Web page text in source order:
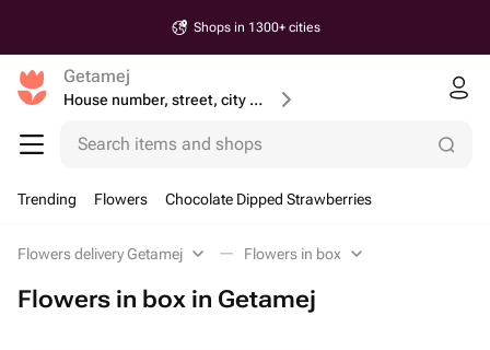
Shops in 1300+ cities
Getamej
House number, street, city or postcode
Search items and shops
Trending Flowers Chocolate Dipped Strawberries
Flowers delivery Getamej Flowers in box
Flowers in box in Getamej